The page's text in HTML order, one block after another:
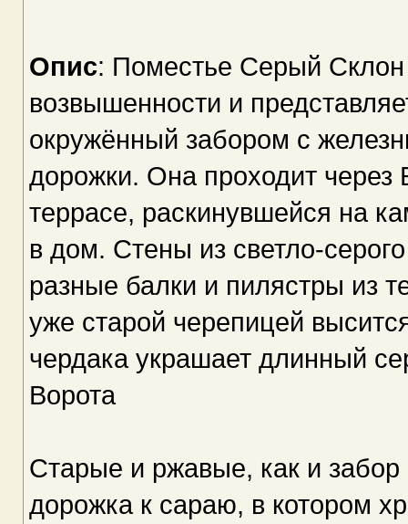
Опис: Поместье Серый Склон
возвышенности и
окружённый забором с
дорожки. Она проходит через
террасе, раскинувшейся на
в дом. Стены из светло-
разные балки и пилястры из
уже старой черепицей
чердака украшает длинный
Ворота
Старые и ржавые, как и забор
дорожка к сараю, в котором